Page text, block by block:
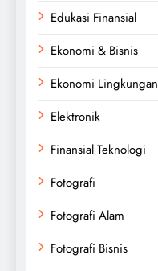
Edukasi Finansial
Ekonomi & Bisnis
Ekonomi Lingkungan
Elektronik
Finansial Teknologi
Fotografi
Fotografi Alam
Fotografi Bisnis